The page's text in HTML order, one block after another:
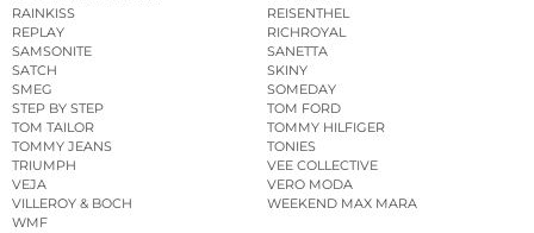
RAINKISS
REISENTHEL
REPLAY
RICHROYAL
SAMSONITE
SANETTA
SATCH
SKINY
SMEG
SOMEDAY
STEP BY STEP
TOM FORD
TOM TAILOR
TOMMY HILFIGER
TOMMY JEANS
TONIES
TRIUMPH
VEE COLLECTIVE
VEJA
VERO MODA
VILLEROY & BOCH
WEEKEND MAX MARA
WMF